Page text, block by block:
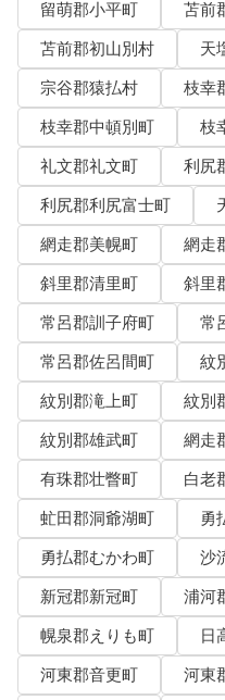
留萌郡小平町
苫前
苫前郡初山別村
天
宗谷郡猿払村
枝幸
枝幸郡中頓別町
枝
礼文郡礼文町
利尻
利尻郡利尻富士町
網走郡美幌町
網走
斜里郡清里町
斜里
常呂郡訓子府町
常
常呂郡佐呂間町
紋
紋別郡滝上町
紋別
紋別郡雄武町
網走
有珠郡壮瞥町
白老
虻田郡洞爺湖町
勇
勇払郡むかわ町
沙
新冠郡新冠町
浦河
幌泉郡えりも町
日
河東郡音更町
河東